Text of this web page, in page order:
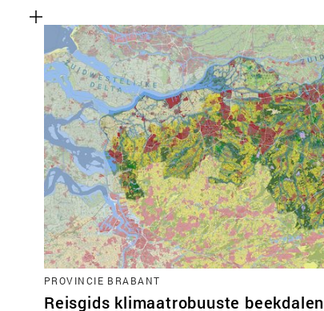
PROVINCIE BRABANT
Reisgids klimaatrobuuste beekdalen